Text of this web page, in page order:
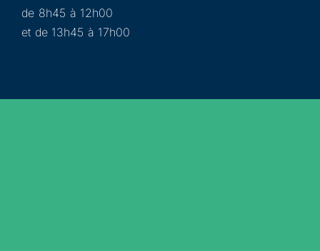
de 8h45 à 12h00
et de 13h45 à 17h00